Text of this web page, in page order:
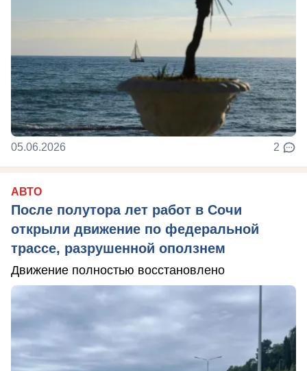
05.06.2026 2
АВТО
После полутора лет работ в Сочи
открыли движение по федеральной
трассе, разрушенной оползнем
Движение полностью восстановлено